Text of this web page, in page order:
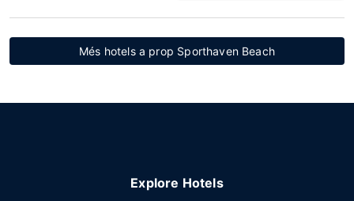
Més hotels a prop Sporthaven Beach
Explore Hotels